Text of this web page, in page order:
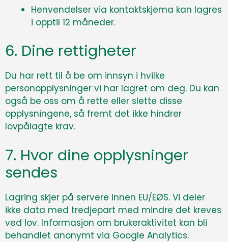
Henvendelser via kontaktskjema kan lagres
i opptil 12 måneder.
6. Dine rettigheter
Du har rett til å be om innsyn i hvilke
personopplysninger vi har lagret om deg. Du kan
også be oss om å rette eller slette disse
opplysningene, så fremt det ikke hindrer
lovpålagte krav.
7. Hvor dine opplysninger
sendes
Lagring skjer på servere innen EU/EØS. Vi deler
ikke data med tredjepart med mindre det kreves
ved lov. Informasjon om brukeraktivitet kan bli
behandlet anonymt via Google Analytics.